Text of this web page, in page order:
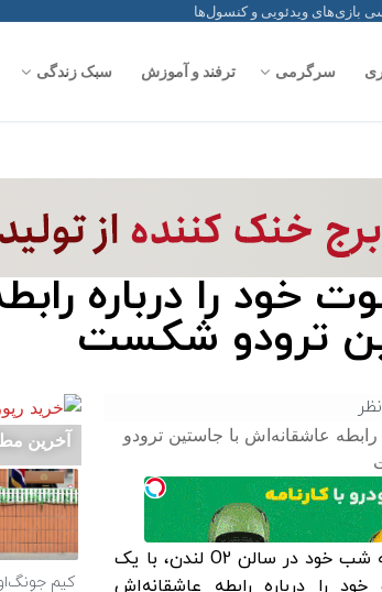
سرگرمی ترفند و آموزش سبک زندگی
خود را درباره
ترودو شکست
آخرین
کیم
کیتی پری، ستاره پاپ، در کنسرت دوشنبه شب خود در سالن O2 لندن، با یک
را درباره رابطه‌ عاشقانه‌اش